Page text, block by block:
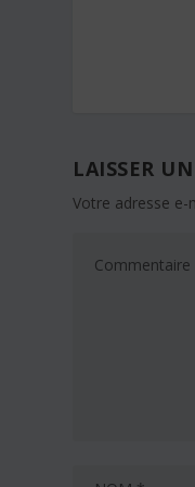
LAISSER
Votre adresse e-